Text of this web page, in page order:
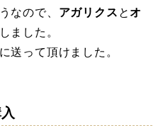
なので、 アガリクス とオ
ました。
送って頂けました。